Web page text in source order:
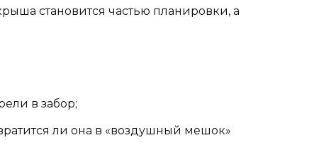
становится частью планировки, а
в забор;
ли она в «воздушный мешок»